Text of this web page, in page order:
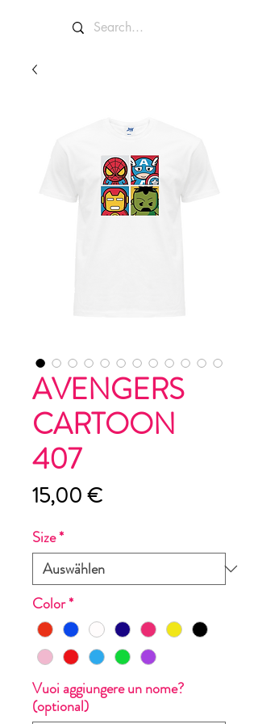
AVENGERS
CARTOON
407
15,00 €Preis
Size*
Color*
Vuoi aggiungere un nome?
(optional)